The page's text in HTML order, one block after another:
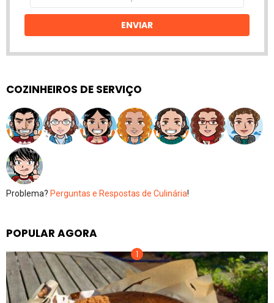
email
ENVIAR
COZINHEIROS DE SERVIÇO
Problema? Perguntas e Respostas de Culinária!
POPULAR AGORA